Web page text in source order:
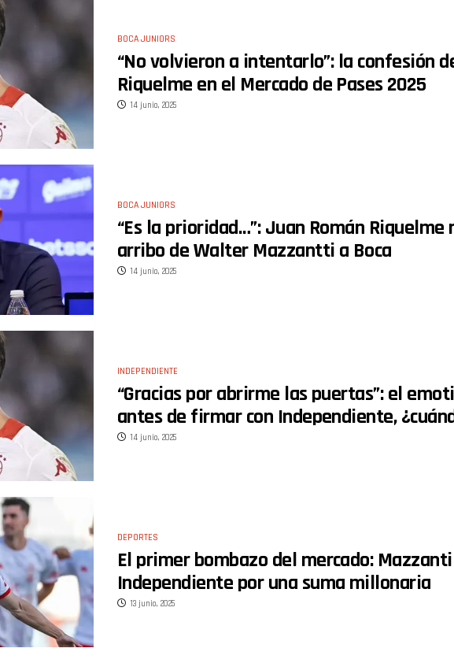
BOCA JUNIORS
“No volvieron a intentarlo”: la confesión
Riquelme en el Mercado de Pases 2025
14 junio, 2025
BOCA JUNIORS
“Es la prioridad…”: Juan Román
arribo de Walter Mazzantti a Boca
14 junio, 2025
INDEPENDIENTE
“Gracias por abrirme las puertas”: el
antes de firmar con Independiente,
14 junio, 2025
DEPORTES
El primer bombazo del mercado:
Independiente por una suma millonaria
13 junio, 2025